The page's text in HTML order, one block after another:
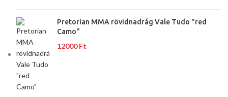
Pretorian MMA rövidnadrág Vale Tudo "red
Camo"
12000Ft